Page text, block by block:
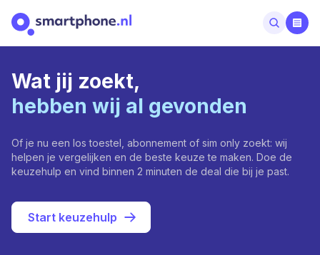
Wat jij zoekt,
hebben wij al gevonden
Of je nu een los toestel, abonnement of sim only zoekt: wij
helpen je vergelijken en de beste keuze te maken. Doe de
keuzehulp en vind binnen 2 minuten de deal die bij je past.
Start keuzehulp